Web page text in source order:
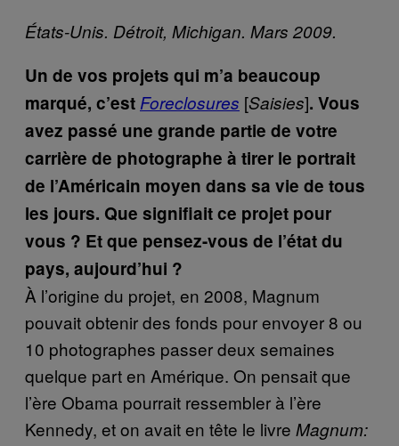
États-Unis. Détroit, Michigan. Mars 2009.
Un de vos projets qui m’a beaucoup
marqué, c’est Foreclosures [Saisies]. Vous
avez passé une grande partie de votre
carrière de photographe à tirer le portrait
de l’Américain moyen dans sa vie de tous
les jours. Que signifiait ce projet pour
vous ? Et que pensez-vous de l’état du
pays, aujourd’hui ?
À l’origine du projet, en 2008, Magnum
pouvait obtenir des fonds pour envoyer 8 ou
10 photographes passer deux semaines
quelque part en Amérique. On pensait que
l’ère Obama pourrait ressembler à l’ère
Kennedy, et on avait en tête le livre Magnum: